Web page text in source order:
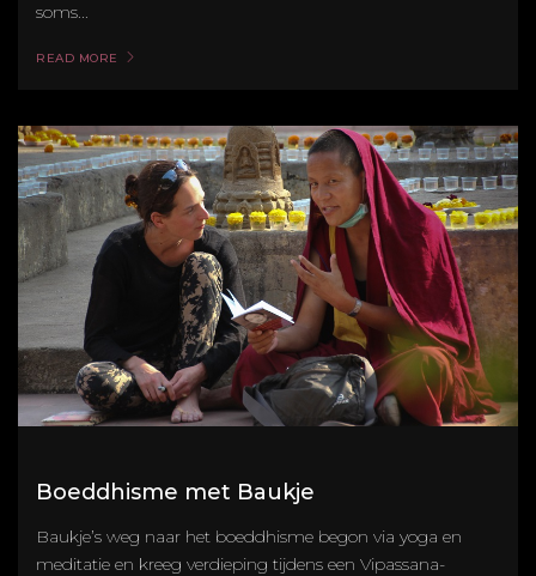
soms...
READ MORE
Boeddhisme met Baukje
Baukje’s weg naar het boeddhisme begon via yoga en
meditatie en kreeg verdieping tijdens een Vipassana-